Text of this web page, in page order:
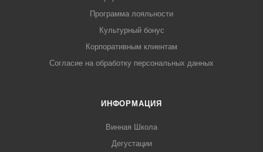
Программа лояльности
Культурный бонус
Корпоративным клиентам
Согласие на обработку персональных данных
ИНФОРМАЦИЯ
Винная Школа
Дегустации